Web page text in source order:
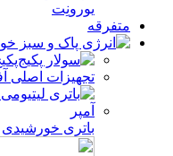
یورونِت
متفرقه
تجهیزات اصلی
باتری خورشیدی